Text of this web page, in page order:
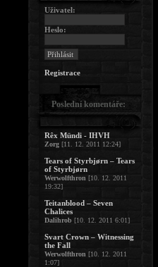
Uživatel:
Heslo:
Registrace
Poslední komentáře:
Rêx Mündi - IHVH
Zorg [11. 12. 2011 12:24]
Tears of Styrbjørn – Tears
of Styrbjørn
Werwolfthron [10. 12. 2011
19:32]
Teitanblood – Seven
Chalices
Dalihrob [10. 12. 2011 6:01]
Svart Crown – Witnessing
the Fall
Werwolfthron [10. 12. 2011
1:07]